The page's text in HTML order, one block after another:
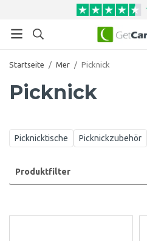
Startseite / Mer / Picknick
Picknick
Picknicktische Picknickzubehör
Produktfilter